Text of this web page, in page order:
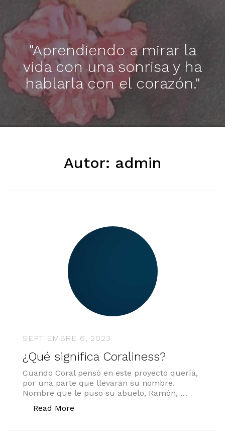
"Aprendiendo a mirar la
vida con una sonrisa y ha
hablarla con el corazón."
Autor: admin
SEPTIEMBRE 6, 2023
¿Qué significa Coraliness?
Cuando Coral pensó en este proyecto quería,
por una parte que llevaran su nombre.
Nombre que le puso su abuelo, Ramón, …
Read More